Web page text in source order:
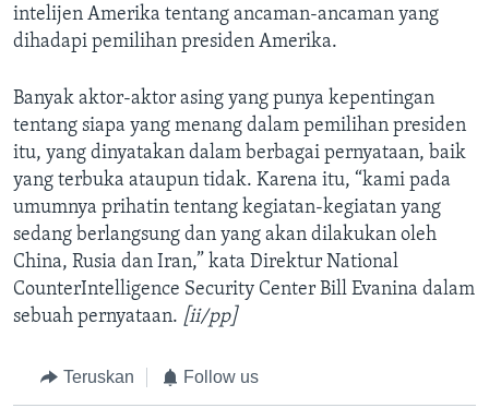
intelijen Amerika tentang ancaman-ancaman yang
dihadapi pemilihan presiden Amerika.
Banyak aktor-aktor asing yang punya kepentingan
tentang siapa yang menang dalam pemilihan presiden
itu, yang dinyatakan dalam berbagai pernyataan, baik
yang terbuka ataupun tidak. Karena itu, “kami pada
umumnya prihatin tentang kegiatan-kegiatan yang
sedang berlangsung dan yang akan dilakukan oleh
China, Rusia dan Iran,” kata Direktur National
CounterIntelligence Security Center Bill Evanina dalam
sebuah pernyataan. [ii/pp]
Teruskan Follow us